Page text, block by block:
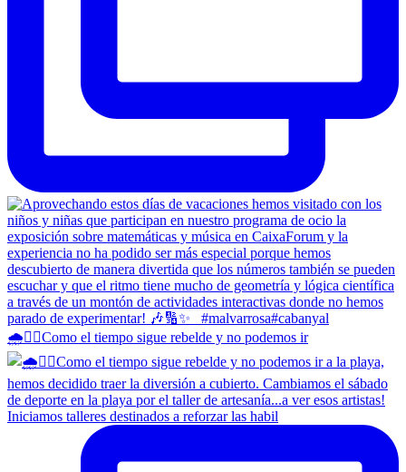
🌧️😶‍🌫️Como el tiempo sigue rebelde y no podemos ir
Iniciamos talleres destinados a reforzar las habil